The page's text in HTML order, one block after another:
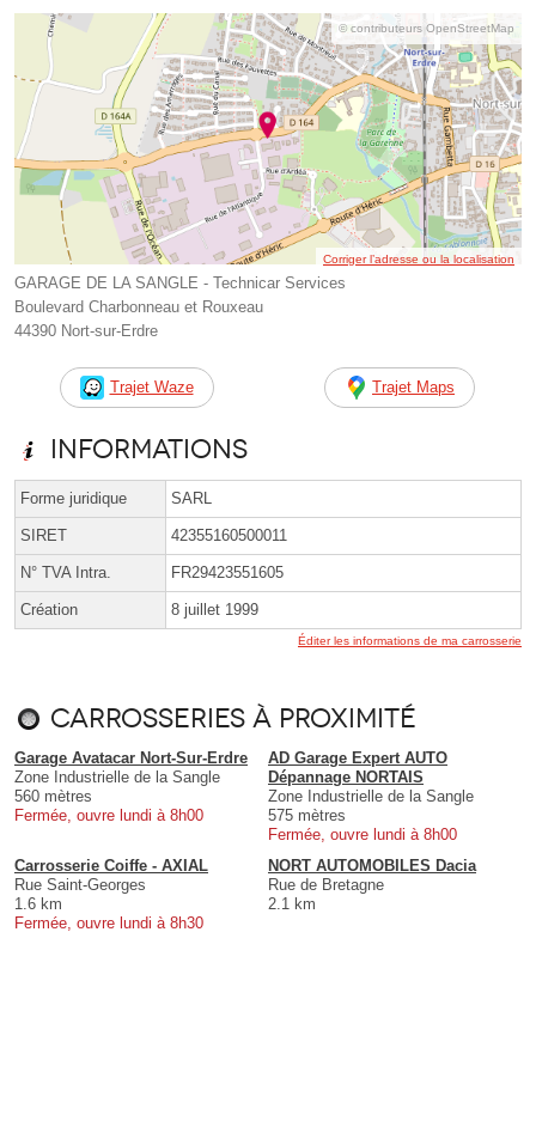
© contributeurs OpenStreetMap
Corriger l’adresse ou la localisation
GARAGE DE LA SANGLE - Technicar Services
Boulevard Charbonneau et Rouxeau
44390 Nort-sur-Erdre
Trajet Waze Trajet Maps
Informations
Forme juridique SARL
SIRET 42355160500011
N° TVA Intra. FR29423551605
Création 8 juillet 1999
Éditer les informations de ma carrosserie
Carrosseries à proximité
Garage Avatacar Nort-Sur-Erdre
Zone Industrielle de la Sangle
560 mètres
Fermée, ouvre lundi à 8h00
AD Garage Expert AUTO
Dépannage NORTAIS
Zone Industrielle de la Sangle
575 mètres
Fermée, ouvre lundi à 8h00
Carrosserie Coiffe - AXIAL
Rue Saint-Georges
1.6 km
Fermée, ouvre lundi à 8h30
NORT AUTOMOBILES Dacia
Rue de Bretagne
2.1 km